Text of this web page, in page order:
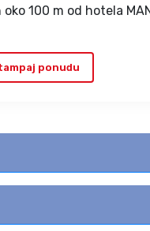
100 m od hotela
ponudu